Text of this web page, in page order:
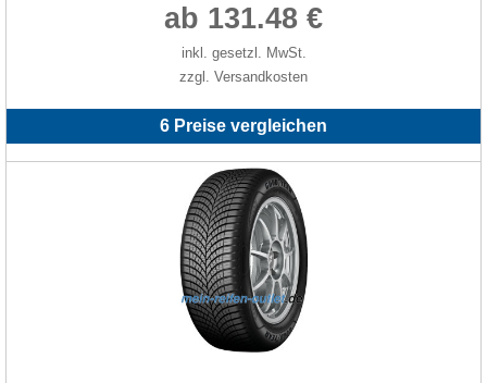
ab 131.48 €
inkl. gesetzl. MwSt.
zzgl. Versandkosten
6 Preise vergleichen